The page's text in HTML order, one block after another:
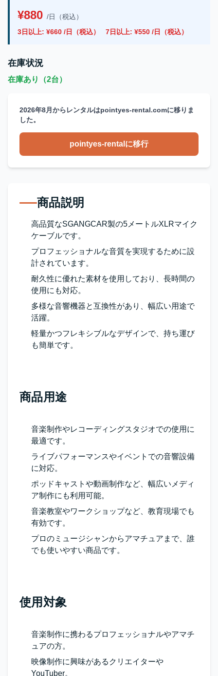
¥880 /日（税込）
3日以上: ¥660 /日（税込）
7日以上: ¥550 /日（税込）
在庫状況
在庫あり（2台）
2026年8月からレンタルはpointyes-rental.comに移りま
した。
pointyes-rentalに移行
商品説明
高品質なSGANGCAR製の5メートルXLRマイク
ケーブルです。
プロフェッショナルな音質を実現するために設
計されています。
耐久性に優れた素材を使用しており、長時間の
使用にも対応。
多様な音響機器と互換性があり、幅広い用途で
活躍。
軽量かつフレキシブルなデザインで、持ち運び
も簡単です。
商品用途
音楽制作やレコーディングスタジオでの使用に
最適です。
ライブパフォーマンスやイベントでの音響設備
に対応。
ポッドキャストや動画制作など、幅広いメディ
ア制作にも利用可能。
音楽教室やワークショップなど、教育現場でも
有効です。
プロのミュージシャンからアマチュアまで、誰
でも使いやすい商品です。
使用対象
音楽制作に携わるプロフェッショナルやアマチ
ュアの方。
映像制作に興味があるクリエイターや
YouTuber。